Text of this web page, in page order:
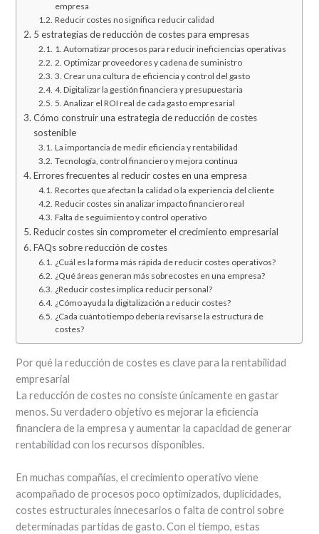
empresa
Reducir costes no significa reducir calidad
5 estrategias de reducción de costes para empresas
1. Automatizar procesos para reducir ineficiencias operativas
2. Optimizar proveedores y cadena de suministro
3. Crear una cultura de eficiencia y control del gasto
4. Digitalizar la gestión financiera y presupuestaria
5. Analizar el ROI real de cada gasto empresarial
Cómo construir una estrategia de reducción de costes
sostenible
La importancia de medir eficiencia y rentabilidad
Tecnología, control financiero y mejora continua
Errores frecuentes al reducir costes en una empresa
Recortes que afectan la calidad o la experiencia del cliente
Reducir costes sin analizar impacto financiero real
Falta de seguimiento y control operativo
Reducir costes sin comprometer el crecimiento empresarial
FAQs sobre reducción de costes
¿Cuál es la forma más rápida de reducir costes operativos?
¿Qué áreas generan más sobrecostes en una empresa?
¿Reducir costes implica reducir personal?
¿Cómo ayuda la digitalización a reducir costes?
¿Cada cuánto tiempo debería revisarse la estructura de
costes?
Por qué la reducción de costes es clave para la rentabilidad
empresarial
La reducción de costes no consiste únicamente en gastar
menos. Su verdadero objetivo es mejorar la eficiencia
financiera de la empresa y aumentar la capacidad de generar
rentabilidad con los recursos disponibles.
En muchas compañías, el crecimiento operativo viene
acompañado de procesos poco optimizados, duplicidades,
costes estructurales innecesarios o falta de control sobre
determinadas partidas de gasto. Con el tiempo, estas